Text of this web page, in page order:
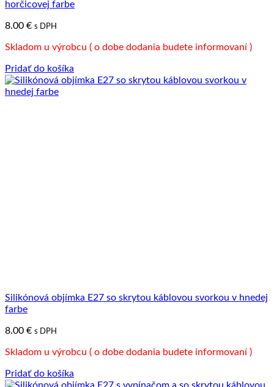
horčicovej farbe
8.00 € s DPH
Skladom u výrobcu ( o dobe dodania budete informovaní )
Pridať do košíka
Silikónová objímka E27 so skrytou káblovou svorkou v hnedej
farbe
8.00 € s DPH
Skladom u výrobcu ( o dobe dodania budete informovaní )
Pridať do košíka